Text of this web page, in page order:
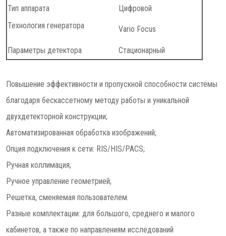
Тип аппарата
Цифровой
Технология генератора
Vario Focus
Параметры детектора Стационарный
Повышение эффективности и пропускной способности системы
благодаря бескассетному методу работы и уникальной
двухдетекторной конструкции;
Автоматизированная обработка изображений;
Опция подключения к сети: RIS/HIS/PACS;
Ручная коллимация;
Ручное управление геометрией;
Решетка, сменяемая пользователем.
Разные комплектации: для большого, среднего и малого
кабинетов, а также по направлениям исследований